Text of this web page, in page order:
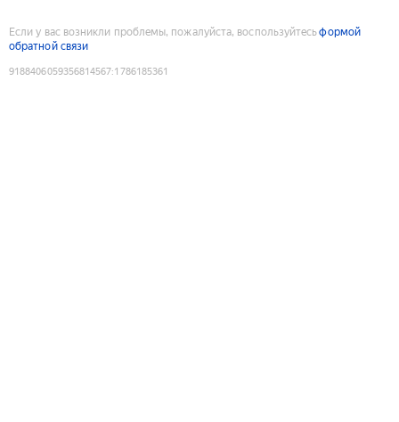
Если у вас возникли проблемы, пожалуйста, воспользуйтесьформой
обратной связи
9188406059356814567:1786185361